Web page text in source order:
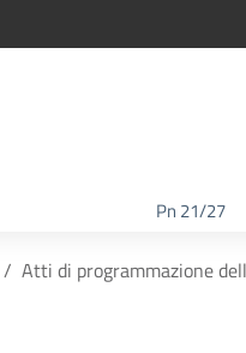
Pn 21/27
Atti di programmazione